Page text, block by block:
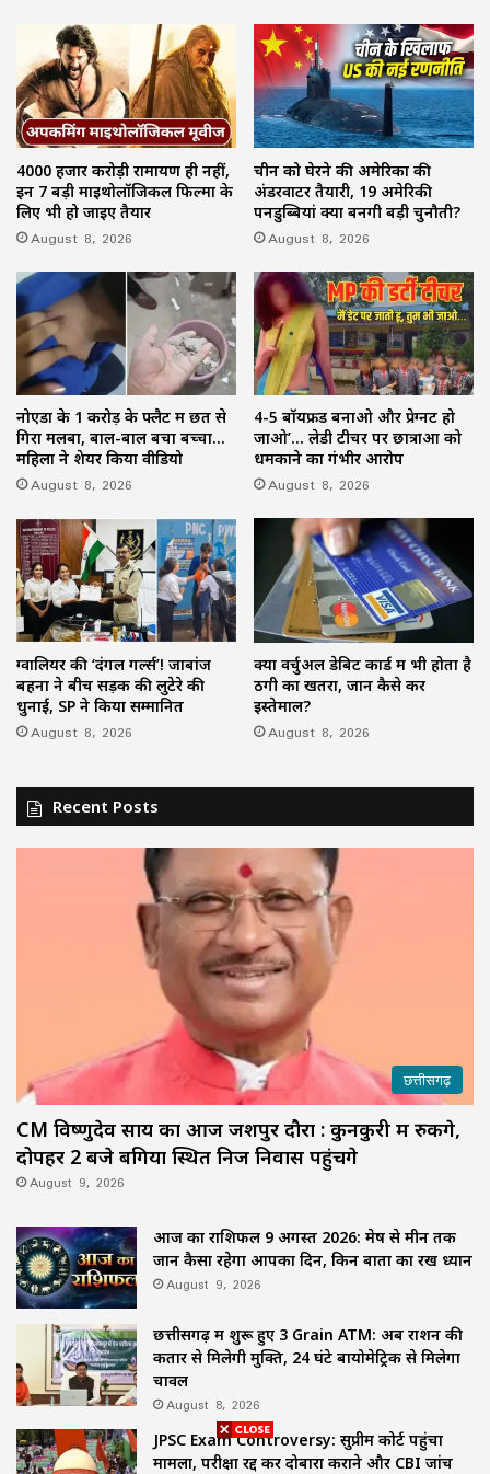
4000 हजार करोड़ी रामायण ही नहीं,
इन 7 बड़ी माइथोलॉजिकल फिल्मों के
लिए भी हो जाइए तैयार
August 8, 2026
चीन को घेरने की अमेरिका की
अंडरवाटर तैयारी, 19 अमेरिकी
पनडुब्बियां क्यों बनेंगी बड़ी चुनौती?
August 8, 2026
नोएडा के 1 करोड़ के फ्लैट में छत से
गिरा मलबा, बाल-बाल बचा बच्चा…
महिला ने शेयर किया वीडियो
August 8, 2026
4-5 बॉयफ्रेंड बनाओ और प्रेग्नेंट हो
जाओ’… लेडी टीचर पर छात्राओं को
धमकाने का गंभीर आरोप
August 8, 2026
ग्वालियर की ‘दंगल गर्ल्स’! जाबांज
बहनों ने बीच सड़क की लुटेरे की
धुनाई, SP ने किया सम्मानित
August 8, 2026
क्या वर्चुअल डेबिट कार्ड में भी होता है
ठगी का खतरा, जानें कैसे करें
इस्तेमाल?
August 8, 2026
Recent Posts
छत्तीसगढ़
CM विष्णुदेव साय का आज जशपुर दौरा : कुनकुरी में रुकेंगे,
दोपहर 2 बजे बगिया स्थित निज निवास पहुंचेंगे
August 9, 2026
आज का राशिफल 9 अगस्त 2026: मेष से मीन तक
जानें कैसा रहेगा आपका दिन, किन बातों का रखें ध्यान
August 9, 2026
छत्तीसगढ़ में शुरू हुए 3 Grain ATM: अब राशन की
कतार से मिलेगी मुक्ति, 24 घंटे बायोमेट्रिक से मिलेगा
चावल
August 8, 2026
JPSC Exam Controversy: सुप्रीम कोर्ट पहुंचा
मामला, परीक्षा रद्द कर दोबारा कराने और CBI जांच